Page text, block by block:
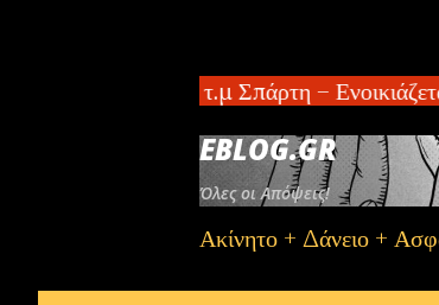
100 τ.μ Σπάρτη –
EBLOG.GR
Όλες οι Απόψεις!
Ακίνητο + Δάνειο +